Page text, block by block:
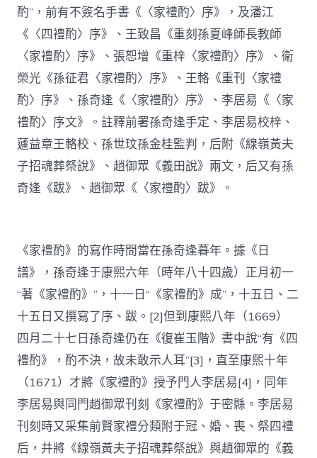
酌”，前有不簽名手書《〈家禮酌〉序》，及潘江
《〈四禮酌〉序》、王致昌《重刻孫夏峰師長教師
〈家禮酌〉序》、張恕增《重梓〈家禮酌〉序》、衛
榮光《孫征君〈家禮酌〉序》、王輅《重刊〈家禮
酌〉序》、孫奇逢《〈家禮酌〉序》、李居易《〈家
禮酌〉序文》。註釋前署孫奇逢手定、李居易校梓、
蘧益章王輅校、孫世玟孫金桂監判，后附《線嶺黃夫
子招魂葬祭說》、趙御眾《義田說》兩文，后又有孫
奇逢《跋》、趙御眾《〈家禮酌〉跋》。
《家禮酌》的寫作時間當在孫奇逢暮年。據《日
譜》，孫奇逢于康熙六年（時年八十四歲）正月初一
“著《家禮酌》”，十一日“《家禮酌》成”，十五日、二
十五日又撰寫了序、跋。[2]但到康熙八年（1669）
四月二十七日孫奇逢仍在《復崔玉階》書中說“有《四
禮酌》，酌不決，故未敢示人耳”[3]，直至康熙十年
（1671）才將《家禮酌》授予門人李居易[4]，同年
李居易與同門趙御眾刊刻《家禮酌》于密縣。李居易
刊刻時又采集前賢家禮分類附于冠、婚、喪、祭四禮
后，并將《線嶺黃夫子招魂葬祭說》與趙御眾的《義